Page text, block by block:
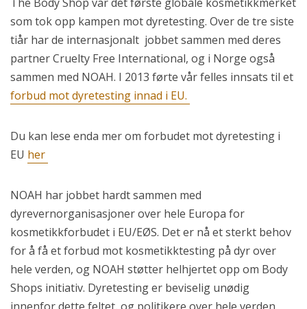
som tok opp kampen mot dyretesting. Over de tre siste
tiår har de internasjonalt jobbet sammen med deres
partner Cruelty Free International, og i Norge også
sammen med NOAH. I 2013 førte vår felles innsats til et
forbud mot dyretesting innad i EU.
Du kan lese enda mer om forbudet mot dyretesting i
EU her
NOAH har jobbet hardt sammen med
dyrevernorganisasjoner over hele Europa for
kosmetikkforbudet i EU/EØS. Det er nå et sterkt behov
for å få et forbud mot kosmetikktesting på dyr over
hele verden, og NOAH støtter helhjertet opp om Body
Shops initiativ. Dyretesting er beviselig unødig